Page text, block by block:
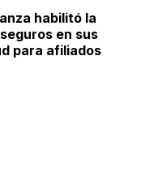
habilitó la
en sus
para afiliados